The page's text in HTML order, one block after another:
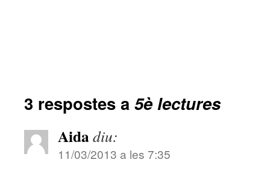
3 respostes a 5è lectures
Aidadiu:
11/03/2013 a les 7:35